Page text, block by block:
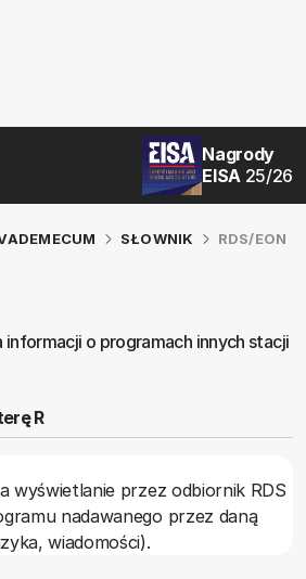
Nagrody
EISA 25/26
SŁOWNIK RDS/EON
informacji o programach innych stacji
R
wyświetlanie przez odbiornik RDS
nadawanego przez daną
wiadomości).